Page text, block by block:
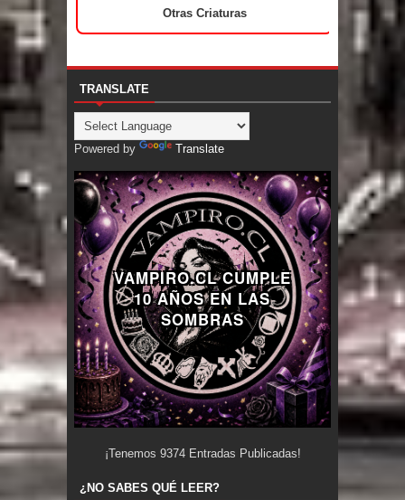
Otras Criaturas
TRANSLATE
Powered by Translate
VAMPIRO.CL CUMPLE
10 AÑOS EN LAS
SOMBRAS
¡Tenemos 9374Entradas Publicadas!
¿NO SABES QUÉ LEER?